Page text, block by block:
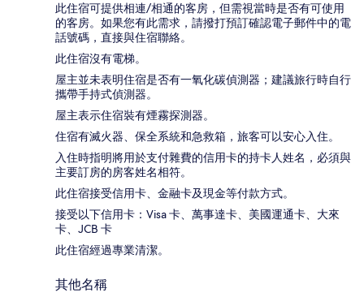
此住宿可提供相連/相通的客房，但需視當時是否有可使用
的客房。如果您有此需求，請撥打預訂確認電子郵件中的電
話號碼，直接與住宿聯絡。
此住宿沒有電梯。
屋主並未表明住宿是否有一氧化碳偵測器；建議旅行時自行
攜帶手持式偵測器。
屋主表示住宿裝有煙霧探測器。
住宿有滅火器、保全系統和急救箱，旅客可以安心入住。
入住時指明將用於支付雜費的信用卡的持卡人姓名，必須與
主要訂房的房客姓名相符。
此住宿接受信用卡、金融卡及現金等付款方式。
接受以下信用卡：Visa 卡、萬事達卡、美國運通卡、大來
卡、JCB 卡
此住宿經過專業清潔。
其他名稱